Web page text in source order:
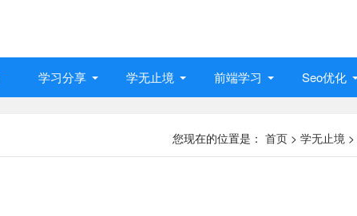
学习分享 学无止境 前端学习 Seo优化
您现在的位置是： 首页 > 学无止境 >